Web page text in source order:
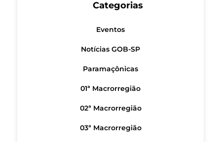
Categorias
Eventos
Notícias GOB-SP
Paramaçônicas
01ª Macrorregião
02ª Macrorregião
03ª Macrorregião